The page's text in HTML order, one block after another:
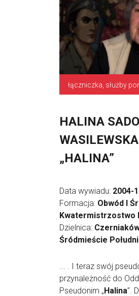
HALINA
WASILEWSKA
„HALINA”
Data wywiadu: 2004-
Formacja: Obwód I
Kwatermistrzostwo
Dzielnica:
Śródmieście
... . I teraz swój
przynależność do
Pseudonim „Halina”.